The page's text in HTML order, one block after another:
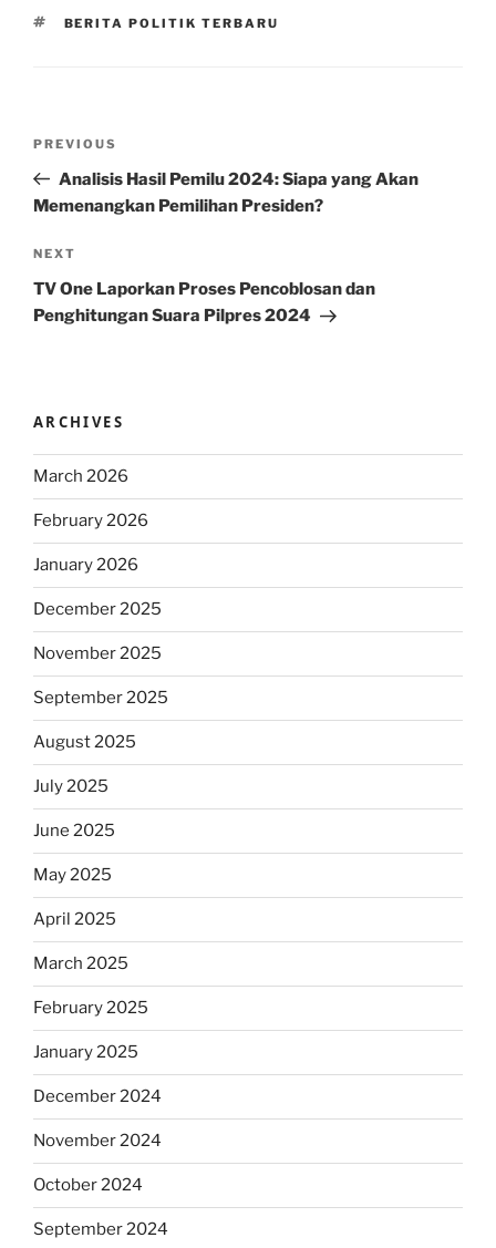
TAGS
BERITA POLITIK TERBARU
Previous
Post
PREVIOUS
Analisis Hasil Pemilu 2024: Siapa yang Akan
Memenangkan Pemilihan Presiden?
Next
Post
NEXT
TV One Laporkan Proses Pencoblosan dan
Penghitungan Suara Pilpres 2024
ARCHIVES
March 2026
February 2026
January 2026
December 2025
November 2025
September 2025
August 2025
July 2025
June 2025
May 2025
April 2025
March 2025
February 2025
January 2025
December 2024
November 2024
October 2024
September 2024